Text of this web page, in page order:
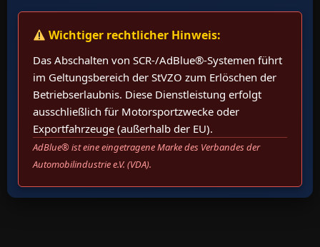
Wichtiger rechtlicher Hinweis:
Das Abschalten von SCR-/AdBlue®-Systemen führt
im Geltungsbereich der StVZO zum Erlöschen der
Betriebserlaubnis. Diese Dienstleistung erfolgt
ausschließlich für Motorsportzwecke oder
Exportfahrzeuge (außerhalb der EU).
AdBlue® ist eine eingetragene Marke des Verbandes der
Automobilindustrie e.V. (VDA).